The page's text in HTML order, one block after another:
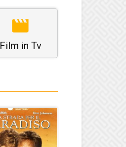
Film in Tv